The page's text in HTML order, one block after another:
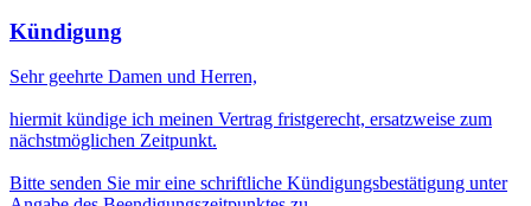
Kündigung
Sehr geehrte Damen und Herren,
hiermit kündige ich meinen Vertrag fristgerecht, ersatzweise zum
nächstmöglichen Zeitpunkt.
Bitte senden Sie mir eine schriftliche Kündigungsbestätigung unter